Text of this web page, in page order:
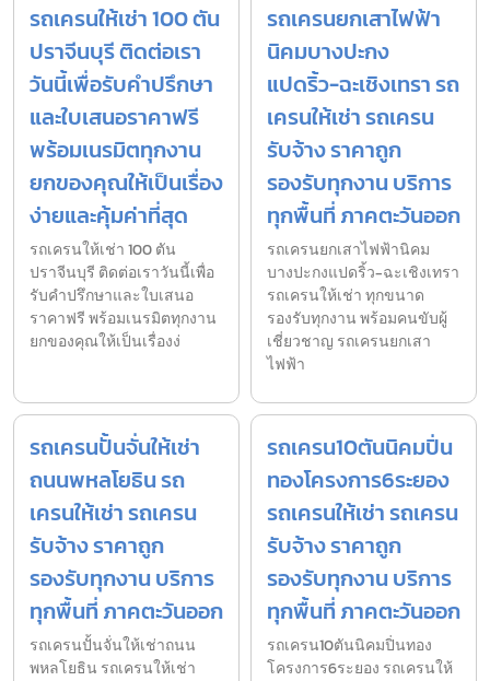
รถเครนให้เช่า 100 ตัน
ปราจีนบุรี ติดต่อเรา
วันนี้เพื่อรับคำปรึกษา
และใบเสนอราคาฟรี
พร้อมเนรมิตทุกงาน
ยกของคุณให้เป็นเรื่อง
ง่ายและคุ้มค่าที่สุด
รถเครนให้เช่า 100 ตัน
ปราจีนบุรี ติดต่อเราวันนี้เพื่อ
รับคำปรึกษาและใบเสนอ
ราคาฟรี พร้อมเนรมิตทุกงาน
ยกของคุณให้เป็นเรื่องง่
รถเครนยกเสาไฟฟ้า
นิคมบางปะกง
แปดริ้ว-ฉะเชิงเทรา รถ
เครนให้เช่า รถเครน
รับจ้าง ราคาถูก
รองรับทุกงาน บริการ
ทุกพื้นที่ ภาคตะวันออก
รถเครนยกเสาไฟฟ้านิคม
บางปะกงแปดริ้ว-ฉะเชิงเทรา
รถเครนให้เช่า ทุกขนาด
รองรับทุกงาน พร้อมคนขับผู้
เชี่ยวชาญ รถเครนยกเสา
ไฟฟ้า
รถเครนปั้นจั่นให้เช่า
ถนนพหลโยธิน รถ
เครนให้เช่า รถเครน
รับจ้าง ราคาถูก
รองรับทุกงาน บริการ
ทุกพื้นที่ ภาคตะวันออก
รถเครนปั้นจั่นให้เช่าถนน
พหลโยธิน รถเครนให้เช่า
รถเครน10ตันนิคมปิ่น
ทองโครงการ6ระยอง
รถเครนให้เช่า รถเครน
รับจ้าง ราคาถูก
รองรับทุกงาน บริการ
ทุกพื้นที่ ภาคตะวันออก
รถเครน10ตันนิคมปิ่นทอง
โครงการ6ระยอง รถเครนให้